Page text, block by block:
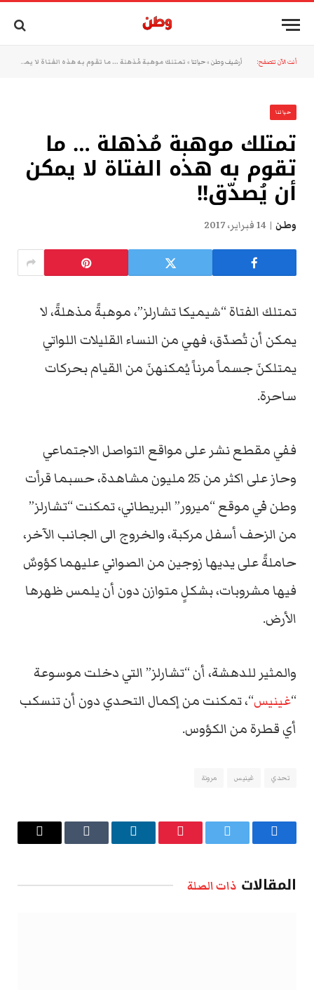
أنت الآن تتصفح: أرشيف وطن »حياتنا » تمتلك موهبة مُذهلة … ما تقوم به هذه الفتاة لا يمكن أن يُصدّق!!
حياتنا
تمتلك موهبة مُذهلة … ما
تقوم به هذه الفتاة لا يمكن
أن يُصدّق!!
وطن 14 فبراير، 2017
تمتلك الفتاة “شيميكا تشارلز”، موهبةً مذهلةً، لا
يمكن أن تُصدّق، فهي من النساء القليلات اللواتي
يمتلكنَ جسماً مرناً يُمكنهنَ من القيام بحركات
ساحرة.
ففي مقطع نشر على مواقع التواصل الاجتماعي
وحاز على اكثر من 25 مليون مشاهدة، حسبما قرأت
وطن في موقع “ميرور” البريطاني، تمكنت “تشارلز”
من الزحف أسفل مركبة، والخروج الى الجانب الآخر،
حاملةً على يديها زوجين من الصواني عليهما كؤوسٌ
فيها مشروبات، بشكلٍ متوازن دون أن يلمس ظهرها
الأرض.
والمثير للدهشة، أن “تشارلز” التي دخلت موسوعة
“غينيس“، تمكنت من إكمال التحدي دون أن تنسكب
أي قطرة من الكؤوس.
تحدي غينيس مرونة
فيسبوك تويتر بينتيريستلينكدإن Tumblr
البريد
المقالات ذات الصلة